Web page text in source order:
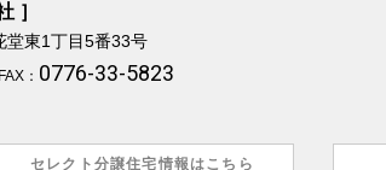
］
堂東1丁目5番33号
FAX： 0776-33-5823
セレクト分譲住宅情報はこちら